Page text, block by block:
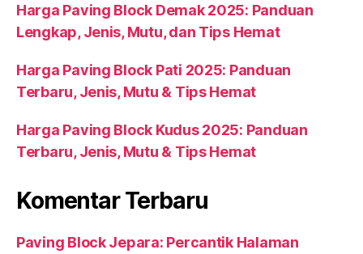
Harga Paving Block Demak 2025: Panduan
Lengkap, Jenis, Mutu, dan Tips Hemat
Harga Paving Block Pati 2025: Panduan
Terbaru, Jenis, Mutu & Tips Hemat
Harga Paving Block Kudus 2025: Panduan
Terbaru, Jenis, Mutu & Tips Hemat
Komentar Terbaru
Paving Block Jepara: Percantik Halaman